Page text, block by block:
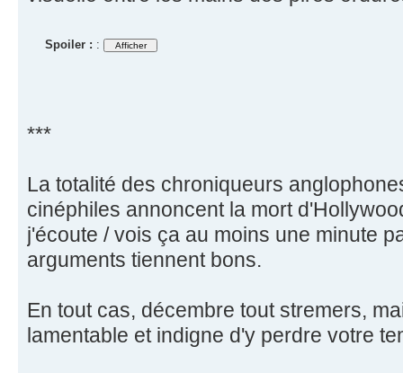
Spoiler : :
***
La totalité des chroniqueurs
cinéphiles annoncent la mort
j'écoute / vois ça au moins une minute
arguments tiennent bons.
En tout cas, décembre tout stremers,
lamentable et indigne d'y perdre votre